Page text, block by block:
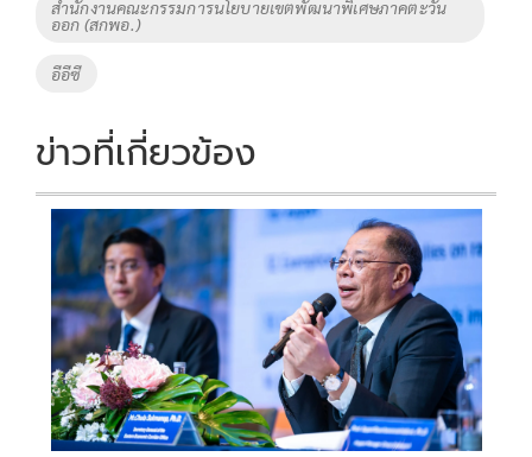
k k
สำนักงานคณะกรรมการนโยบายเขตพัฒนาพิเศษภาคตะวัน
ออก (สกพอ.)
อีอีซี
ข่าวที่เกี่ยวข้อง